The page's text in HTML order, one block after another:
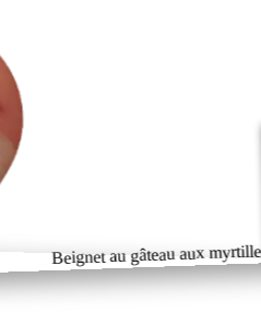
Beignet au gâteau aux myrtilles